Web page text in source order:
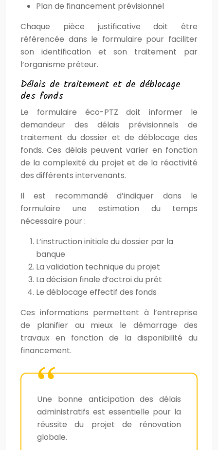
Plan de financement prévisionnel
Chaque pièce justificative doit être
référencée dans le formulaire pour faciliter
son identification et son traitement par
l’organisme prêteur.
Délais de traitement et de déblocage
des fonds
Le formulaire éco-PTZ doit informer le
demandeur des délais prévisionnels de
traitement du dossier et de déblocage des
fonds. Ces délais peuvent varier en fonction
de la complexité du projet et de la réactivité
des différents intervenants.
Il est recommandé d’indiquer dans le
formulaire une estimation du temps
nécessaire pour :
L’instruction initiale du dossier par la
banque
La validation technique du projet
La décision finale d’octroi du prêt
Le déblocage effectif des fonds
Ces informations permettent à l’entreprise
de planifier au mieux le démarrage des
travaux en fonction de la disponibilité du
financement.
Une bonne anticipation des délais
administratifs est essentielle pour la
réussite du projet de rénovation
globale.